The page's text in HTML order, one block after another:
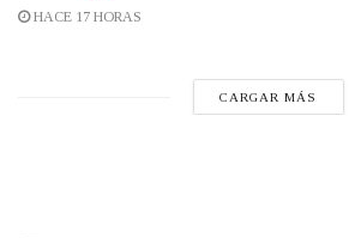
HACE 17 HORAS
CARGAR MÁS